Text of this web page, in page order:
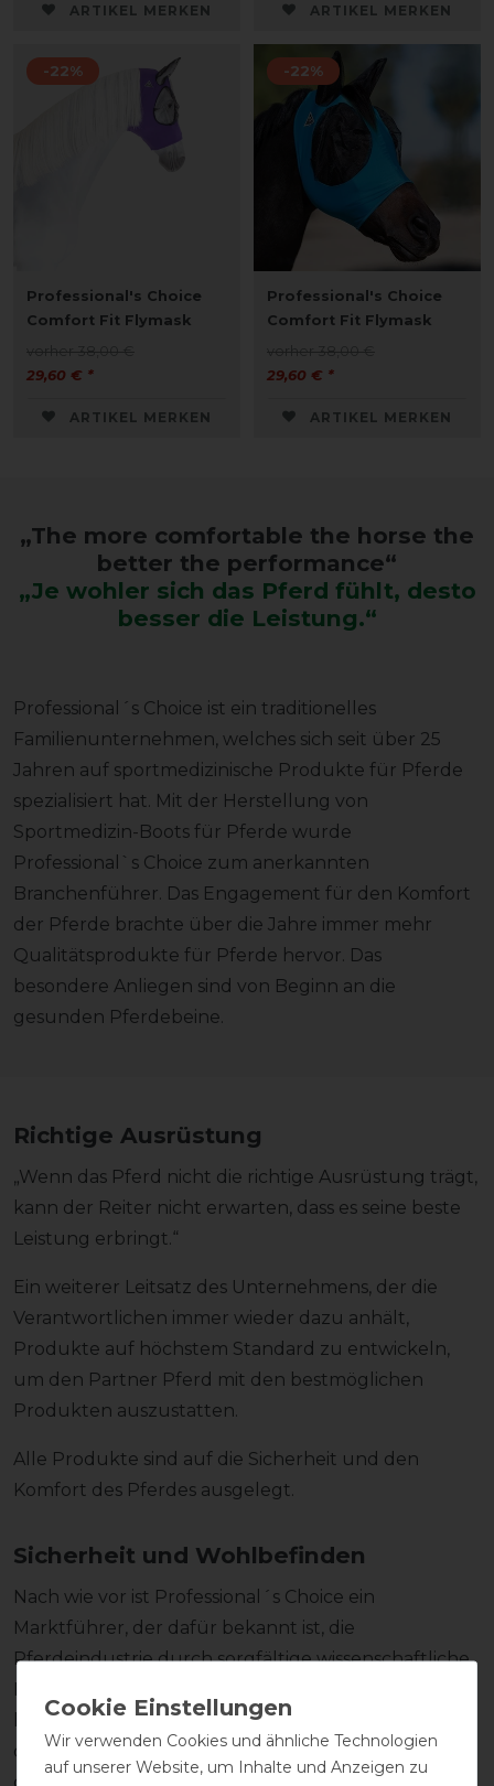
ARTIKEL MERKEN ARTIKEL MERKEN
-22%
Professional's Choice
Comfort Fit Flymask
29,60 € *
ARTIKEL MERKEN
-22%
Professional's Choice
Comfort Fit Flymask
29,60 € *
ARTIKEL MERKEN
„The more comfortable the horse the
better the performance“
„Je wohler sich das Pferd fühlt, desto
besser die Leistung.“
Professional´s Choice ist ein traditionelles
Familienunternehmen, welches sich seit über 25
Jahren auf sportmedizinische Produkte für Pferde
spezialisiert hat. Mit der Herstellung von
Sportmedizin-Boots für Pferde wurde
Professional`s Choice zum anerkannten
Branchenführer. Das Engagement für den Komfort
der Pferde brachte über die Jahre immer mehr
Qualitätsprodukte für Pferde hervor. Das
besondere Anliegen sind von Beginn an die
gesunden Pferdebeine.
Richtige Ausrüstung
„Wenn das Pferd nicht die richtige Ausrüstung trägt,
kann der Reiter nicht erwarten, dass es seine beste
Leistung erbringt.“
Ein weiterer Leitsatz des Unternehmens, der die
Verantwortlichen immer wieder dazu anhält,
Produkte auf höchstem Standard zu entwickeln,
um den Partner Pferd mit den bestmöglichen
Produkten auszustatten.
Alle Produkte sind auf die Sicherheit und den
Komfort des Pferdes ausgelegt.
Sicherheit und Wohlbefinden
Nach wie vor ist Professional´s Choice ein
Marktführer, der dafür bekannt ist, die
Pferdeindustrie durch sorgfältige wissenschaftliche
Forschung zu revolutionieren und Produkte von
höchster Qualität zu produzieren, die ausschließlich
der Sicherheit und dem Wohlbefinden des Pferdes
dienen. Diese Führungsposition hat Professional´s
Wir verwenden Cookies und ähnliche Technologien
auf unserer Website, um Inhalte und Anzeigen zu